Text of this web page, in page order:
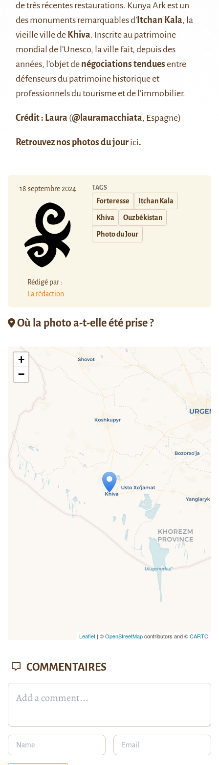
de très récentes restaurations. Kunya Ark est un
des monuments remarquables d’Itchan Kala, la
vieille ville de Khiva. Inscrite au patrimoine
mondial de l’Unesco, la ville fait, depuis des
années, l’objet de négociations tendues entre
défenseurs du patrimoine historique et
professionnels du tourisme et de l’immobilier.
Crédit : Laura (@lauramacchiata, Espagne)
Retrouvez nos photos du jour ici.
18 septembre 2024
Rédigé par :
La rédaction
TAGS
Forteresse Itchan Kala
Khiva Ouzbékistan
Photo du Jour
Où la photo a-t-elle été prise ?
Travelers' Map is loading...
If you see this after your page is
loaded completely, leafletJS files are
+
−
Leaflet| ©OpenStreetMapcontributors and ©CARTO
COMMENTAIRES